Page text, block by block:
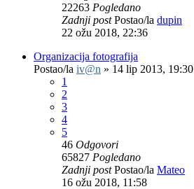
22263 Pogledano
Zadnji postPostao/la dupin
22 ožu 2018, 22:36
Organizacija fotografija
Postao/la iv@n » 14 lip 2013, 19:30
1
2
3
4
5
46 Odgovori
65827 Pogledano
Zadnji postPostao/la Mateo
16 ožu 2018, 11:58